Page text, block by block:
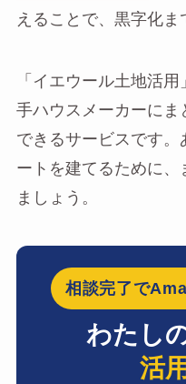
えることで、黒字化ま
「イエウール土地活
手ハウスメーカーにま
できるサービスです
ートを建てるために、
ましょう。
相談完了で
わたし
活